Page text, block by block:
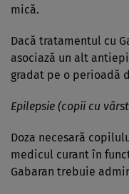
mică.
Dacă tratamentul cu
asociază un alt
gradat pe o perioadă
Epilepsie (copii cu
Doza necesară
medicul curant în
Gabaran trebuie